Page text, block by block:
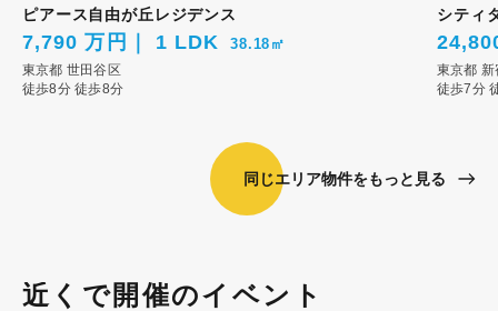
ピアース自由が丘レジデンス
7,790 万円 1 LDK 38.18㎡
東京都 世田谷区
徒歩8分徒歩8分
シティ
東京都
徒歩7分
同じエリア物件をもっと見る
近くで開催のイベント